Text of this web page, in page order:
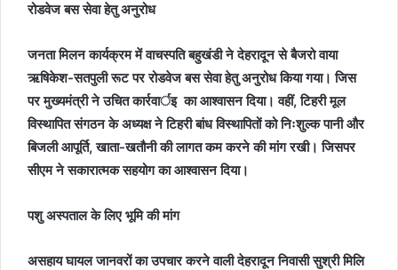
रोडवेज बस सेवा हेतु अनुरोध
जनता मिलन कार्यक्रम में वाचस्पति बहुखंडी ने देहरादून से बैजरो वाया
ऋषिकेश-सतपुली रूट पर रोडवेज बस सेवा हेतु अनुरोध किया गया। जिस
पर मुख्यमंत्री ने उचित कार्रवार्इ का आश्वासन दिया। वहीं, टिहरी मूल
विस्थापित संगठन के अध्यक्ष ने टिहरी बांध विस्थापितों को निःशुल्क पानी और
बिजली आपूर्ति, खाता-खतौनी की लागत कम करने की मांग रखी। जिसपर
सीएम ने सकारात्मक सहयोग का आश्वासन दिया।
पशु अस्पताल के लिए भूमि की मांग
असहाय घायल जानवरों का उपचार करने वाली देहरादून निवासी सुश्री मिलि